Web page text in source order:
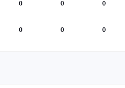
0
0
0
0
0
0